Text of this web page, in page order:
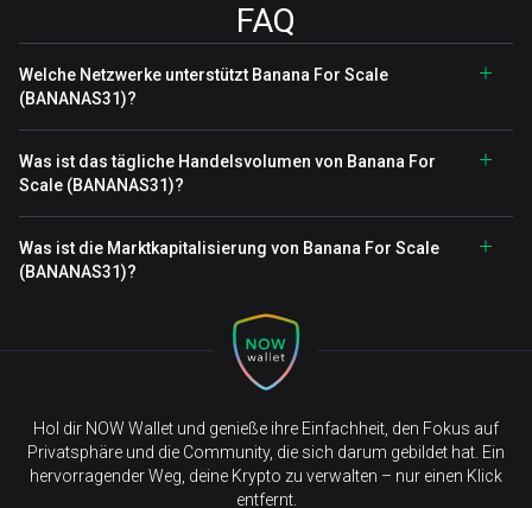
FAQ
Welche Netzwerke unterstützt Banana For Scale
(BANANAS31)?
Was ist das tägliche Handelsvolumen von Banana For
Scale (BANANAS31)?
Was ist die Marktkapitalisierung von Banana For Scale
(BANANAS31)?
Hol dir NOW Wallet und genieße ihre Einfachheit, den Fokus auf
Privatsphäre und die Community, die sich darum gebildet hat. Ein
hervorragender Weg, deine Krypto zu verwalten – nur einen Klick
entfernt.